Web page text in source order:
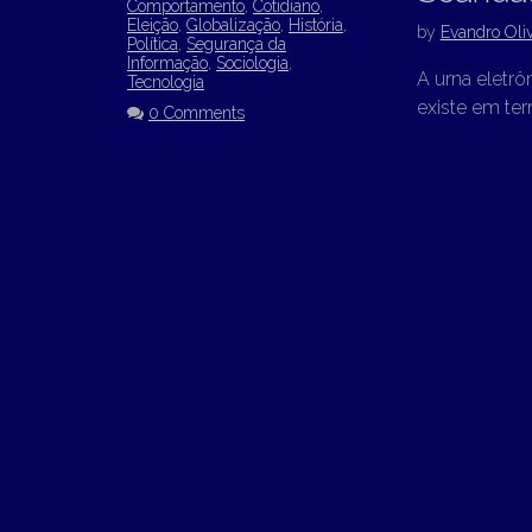
Comportamento Cotidiano
Eleição Globalização História
Política Segurança da
Informação Sociologia
Tecnologia
0 Comments
by Evandro
A urna
existe em